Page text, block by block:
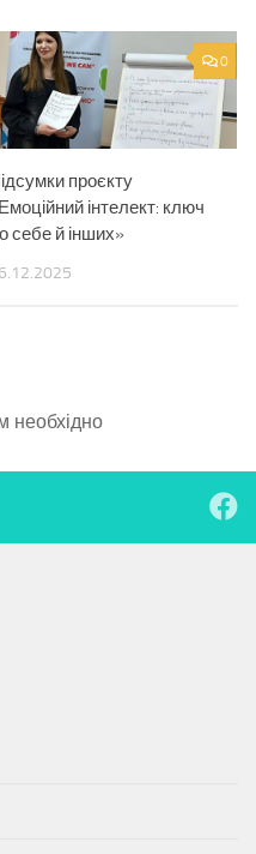
0
проєкту
інтелект: ключ
себе й інших»
необхідно